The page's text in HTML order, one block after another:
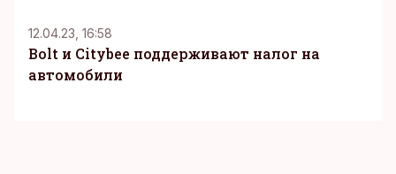
12.04.23, 16:58
Bolt и Citybee поддерживают налог на
автомобили